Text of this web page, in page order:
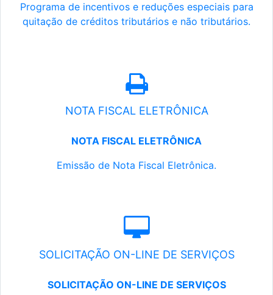
Programa de incentivos e reduções especiais para
quitação de créditos tributários e não tributários.
NOTA FISCAL ELETRÔNICA
NOTA FISCAL ELETRÔNICA
Emissão de Nota Fiscal Eletrônica.
SOLICITAÇÃO ON-LINE DE SERVIÇOS
SOLICITAÇÃO ON-LINE DE SERVIÇOS